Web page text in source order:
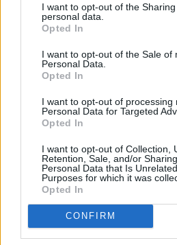
de su consentimiento, pero usted
rechazar tal procesamiento. Sus
cualquier momento entrando de
visitando nuestra política de
I want to opt-out of the
personal data.
Opted In
I want to opt-out of the Sale of
Personal Data.
Opted In
I want to opt-out of processing
Personal Data for Targeted
Opted In
I want to opt-out of Collection,
Retention, Sale, and/or
Personal Data that Is
Purposes for which it was
Opted In
CONFIRM